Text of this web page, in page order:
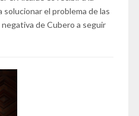
el problema de las
de Cubero a seguir